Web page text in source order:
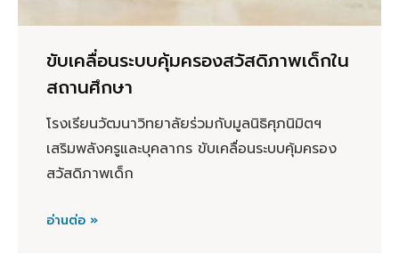
ขับเคลื่อนระบบคุ้มครองสวัสดิภาพเด็กใน
สถานศึกษา
โรงเรียนวัฒนาวิทยาลัยร่วมกับมูลนิธิศุภนิมิตฯ
เสริมพลังครูและบุคลากร ขับเคลื่อนระบบคุ้มครอง
สวัสดิภาพเด็ก
อ่านต่อ »